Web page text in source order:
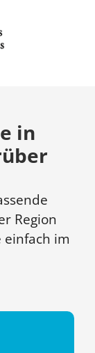
in
Region
einfach im